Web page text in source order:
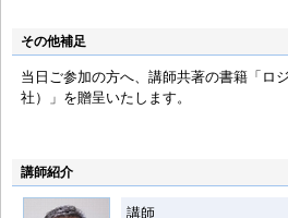
その他補足
当日ご参加の方へ、講師共著の書籍「ロ
社）」を贈呈いたします。
講師紹介
講師